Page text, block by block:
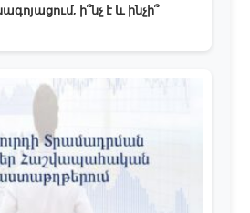
ի՞նչ է և ինչի՞